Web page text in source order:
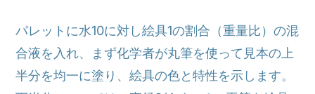
パレットに水10に対し絵具1の割合（重量比）の混
合液を入れ、まず化学者が丸筆を使って見本の上
半分を均一に塗り、絵具の色と特性を示します。